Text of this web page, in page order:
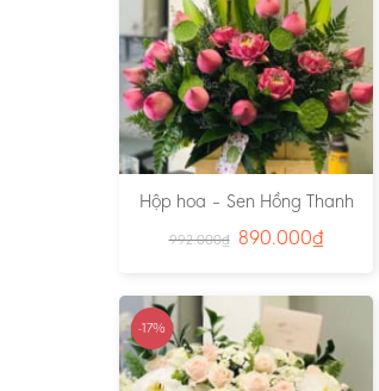
Hộp hoa – Sen Hồng Thanh
Tao – Ms:2296
992.000₫ 890.000₫
-17%